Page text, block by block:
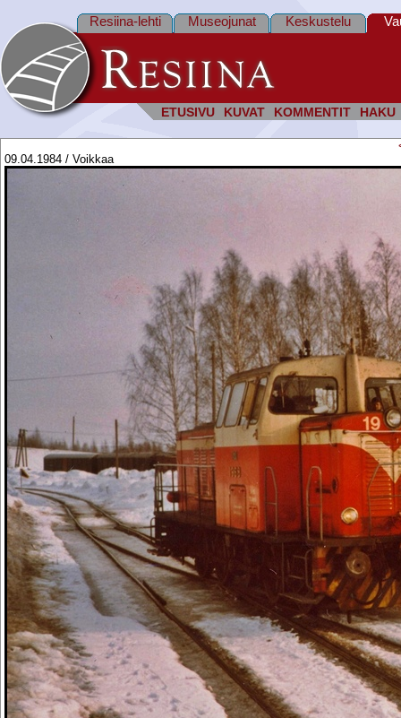
ETUSIVU KUVAT KOMMENTIT HAKU
Resiina-lehti Museojunat Keskustelu
09.04.1984 / Voikkaa